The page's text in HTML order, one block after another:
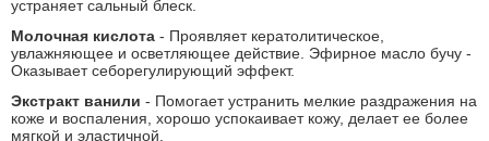
устраняет сальный блеск.
Молочная кислота - Проявляет кератолитическое,
увлажняющее и осветляющее действие. Эфирное масло бучу -
Оказывает себорегулирующий эффект.
Экстракт ванили - Помогает устранить мелкие раздражения на
коже и воспаления, хорошо успокаивает кожу, делает ее более
мягкой и эластичной.